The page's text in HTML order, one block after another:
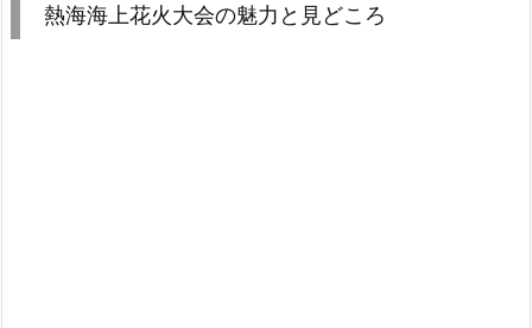
熱海海上花火大会の魅力と見どころ